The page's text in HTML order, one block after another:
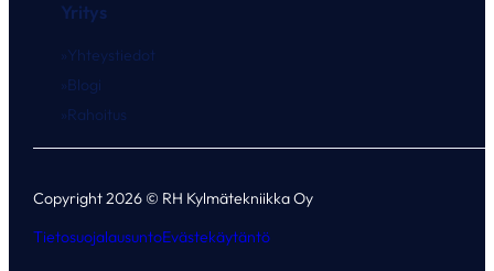
Yritys
Yhteystiedot
Blogi
Rahoitus
Copyright 2026 © RH Kylmätekniikka Oy
TietosuojalausuntoEvästekäytäntö